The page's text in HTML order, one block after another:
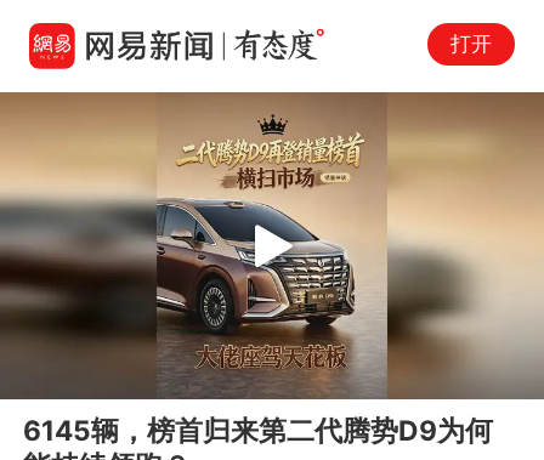
打开
Play
6145辆，榜首归来第二代腾势D9为何